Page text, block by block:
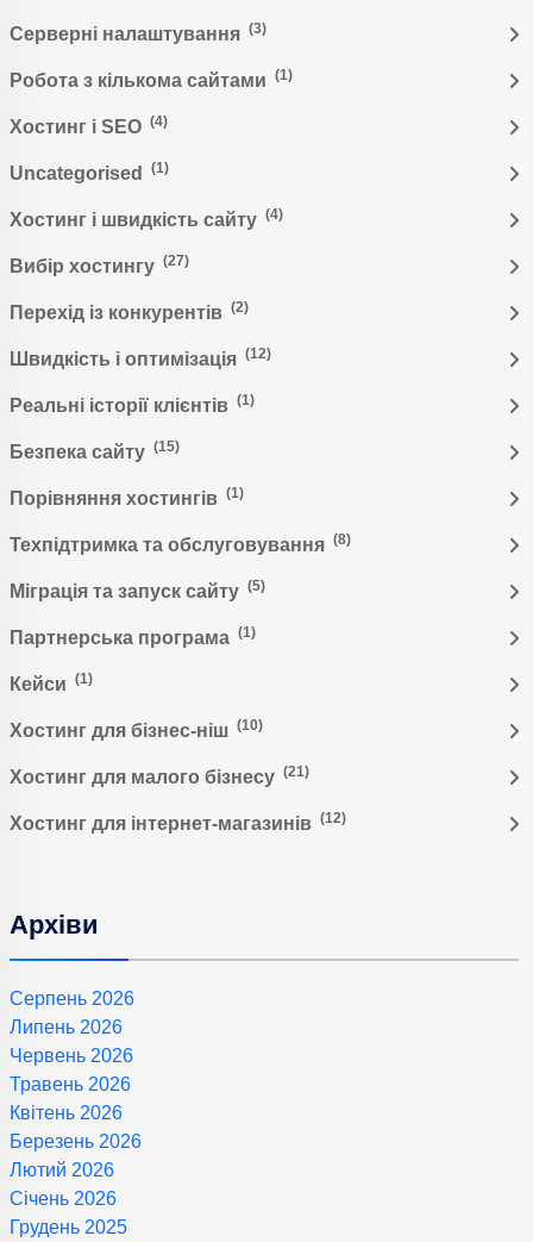
Серверні налаштування (3)
Робота з кількома сайтами (1)
Хостинг і SEO (4)
Uncategorised (1)
Хостинг і швидкість сайту (4)
Вибір хостингу (27)
Перехід із конкурентів (2)
Швидкість і оптимізація (12)
Реальні історії клієнтів (1)
Безпека сайту (15)
Порівняння хостингів (1)
Техпідтримка та обслуговування (8)
Міграція та запуск сайту (5)
Партнерська програма (1)
Кейси (1)
Хостинг для бізнес-ніш (10)
Хостинг для малого бізнесу (21)
Хостинг для інтернет-магазинів (12)
Архіви
Серпень 2026
Липень 2026
Червень 2026
Травень 2026
Квітень 2026
Березень 2026
Лютий 2026
Січень 2026
Грудень 2025